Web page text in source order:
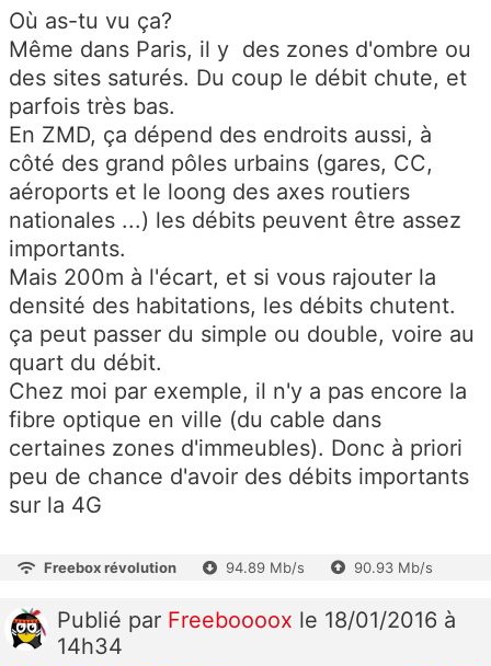
Où as-tu vu ça?
Même dans Paris, il y des zones d'ombre ou
des sites saturés. Du coup le débit chute, et
parfois très bas.
En ZMD, ça dépend des endroits aussi, à
côté des grand pôles urbains (gares, CC,
aéroports et le loong des axes routiers
nationales ...) les débits peuvent être assez
importants.
Mais 200m à l'écart, et si vous rajouter la
densité des habitations, les débits chutent.
ça peut passer du simple ou double, voire au
quart du débit.
Chez moi par exemple, il n'y a pas encore la
fibre optique en ville (du cable dans
certaines zones d'immeubles). Donc à priori
peu de chance d'avoir des débits importants
sur la 4G
Freebox révolution 94.89 Mb/s 90.93 Mb/s
Publié par Freeboooox le 18/01/2016 à
14h34